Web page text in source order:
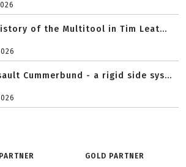
of the Multitool in Tim Leat...
Cummerbund - a rigid side sys...
GOLD PARTNER